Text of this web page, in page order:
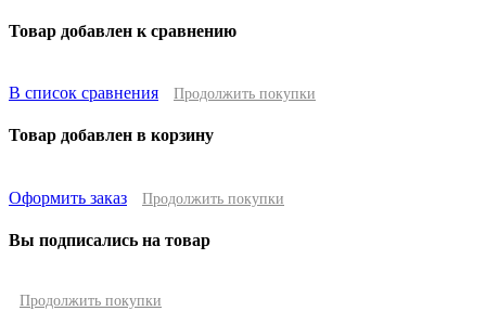
Товар добавлен к сравнению
В список сравнения Продолжить покупки
Товар добавлен в корзину
Оформить заказ Продолжить покупки
Вы подписались на товар
Продолжить покупки